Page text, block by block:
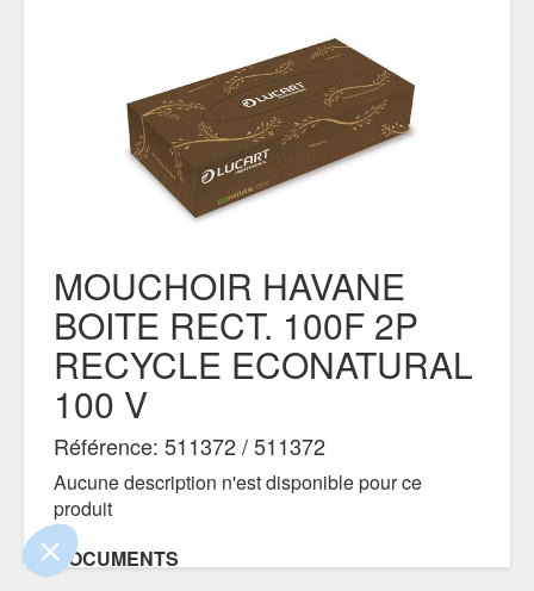
aimerait bien vous accompagner
certifiés par
Je choisis OK pour moi
MOUCHOIR HAVANE
BOITE RECT. 100F 2P
RECYCLE ECONATURAL
100 V
Référence: 511372 / 511372
Aucune description n'est disponible pour ce
produit
DOCUMENTS